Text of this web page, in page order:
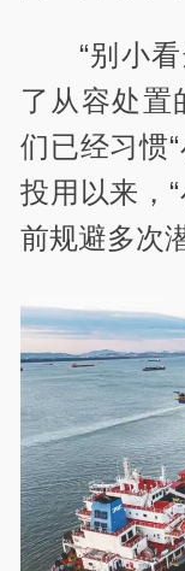
“别小
了从容处置
们已经习惯
投用以来，
前规避多次